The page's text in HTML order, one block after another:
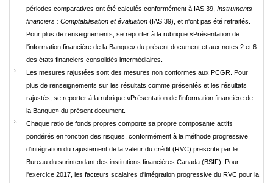
périodes comparatives ont été calculés conformément à IAS 39, Instruments
financiers : Comptabilisation et évaluation (IAS 39), et n'ont pas été retraités.
Pour plus de renseignements, se reporter à la rubrique «Présentation de
l'information financière de la Banque» du présent document et aux notes 2 et 6
des états financiers consolidés intermédiaires.
2
Les mesures rajustées sont des mesures non conformes aux PCGR. Pour
plus de renseignements sur les résultats comme présentés et les résultats
rajustés, se reporter à la rubrique «Présentation de l'information financière de
la Banque» du présent document.
3
Chaque ratio de fonds propres comporte sa propre composante actifs
pondérés en fonction des risques, conformément à la méthode progressive
d'intégration du rajustement de la valeur du crédit (RVC) prescrite par le
Bureau du surintendant des institutions financières Canada (BSIF). Pour
l'exercice 2017, les facteurs scalaires d'intégration progressive du RVC pour la